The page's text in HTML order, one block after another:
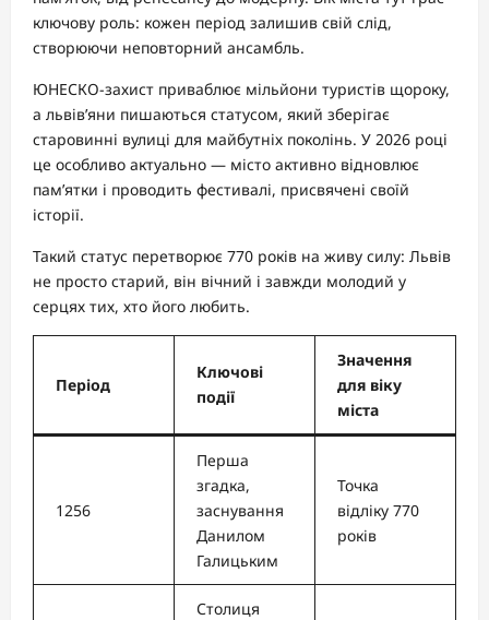
ключову роль: кожен період залишив свій слід,
створюючи неповторний ансамбль.
ЮНЕСКО-захист приваблює мільйони туристів щороку,
а львів’яни пишаються статусом, який зберігає
старовинні вулиці для майбутніх поколінь. У 2026 році
це особливо актуально — місто активно відновлює
пам’ятки і проводить фестивалі, присвячені своїй
історії.
Такий статус перетворює 770 років на живу силу: Львів
не просто старий, він вічний і завжди молодий у
серцях тих, хто його любить.
Період
Ключові
події
Значення
для віку
міста
1256
Перша
згадка,
заснування
Данилом
Галицьким
Точка
відліку 770
років
Столиця